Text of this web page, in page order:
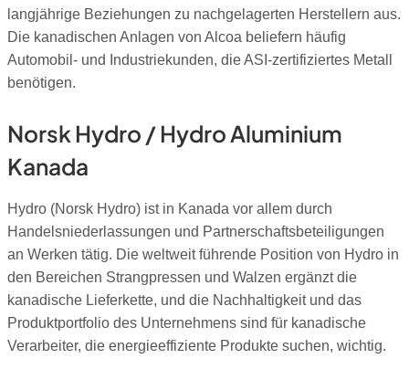
langjährige Beziehungen zu nachgelagerten Herstellern aus.
Die kanadischen Anlagen von Alcoa beliefern häufig
Automobil- und Industriekunden, die ASI-zertifiziertes Metall
benötigen.
Norsk Hydro / Hydro Aluminium
Kanada
Hydro (Norsk Hydro) ist in Kanada vor allem durch
Handelsniederlassungen und Partnerschaftsbeteiligungen
an Werken tätig. Die weltweit führende Position von Hydro in
den Bereichen Strangpressen und Walzen ergänzt die
kanadische Lieferkette, und die Nachhaltigkeit und das
Produktportfolio des Unternehmens sind für kanadische
Verarbeiter, die energieeffiziente Produkte suchen, wichtig.